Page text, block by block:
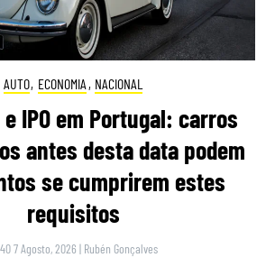
AUTO, ECONOMIA , NACIONAL
e IPO em Portugal: carros
antes desta data podem
se cumprirem estes
requisitos
7 Agosto, 2026 | Rubén Gonçalves